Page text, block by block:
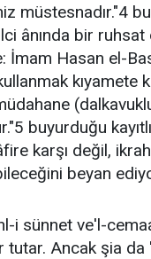
müstesnadır."4
ânında bir
İmam Hasan el-
buyurduğu
karşı değil,
beyan
i sünnet ve'l-
tutar. Ancak şia